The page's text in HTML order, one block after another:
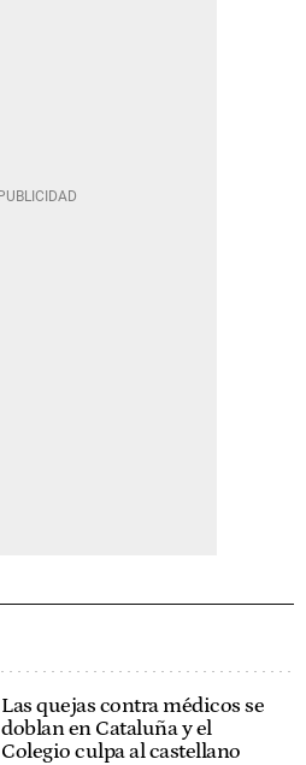
Las quejas contra médicos se
doblan en Cataluña y el
Colegio culpa al castellano